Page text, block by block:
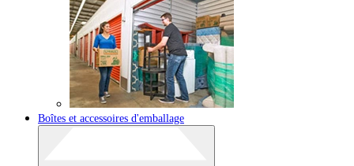
Boîtes et accessoires d'emballage